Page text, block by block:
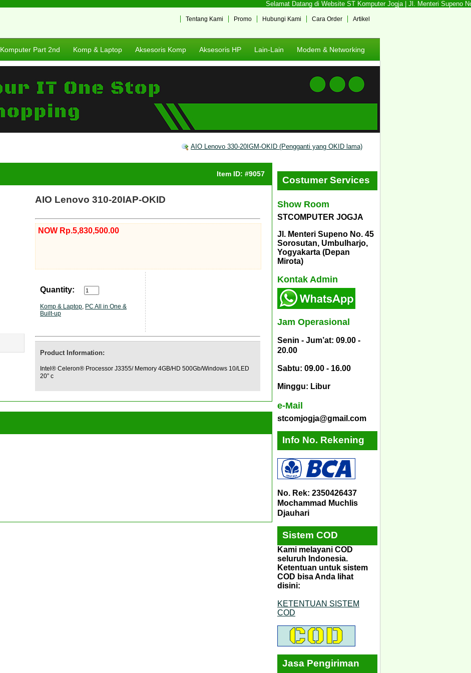
Selamat Datang di Website ST Komputer Jogja | Jl. Menteri Supeno
Artikel
Cara Order
Hubungi Kami
Promo
Tentang Kami
Komputer Part 2nd Komp & Laptop Aksesoris Komp Aksesoris HP Lain-Lain Modem & Networking
AIO Lenovo 330-20IGM-OKID (Pengganti yang OKID lama)
Item ID: #9057
AIO Lenovo 310-20IAP-OKID
NOW Rp.5,830,500.00
Quantity:
Komp & Laptop, PC All in One &
Built-up
Product Information:
Intel® Celeron® Processor J3355/ Memory 4GB/HD 500Gb/Windows 10/LED
20” c
Costumer Services
Show Room
STCOMPUTER JOGJA
Jl. Menteri Supeno No. 45
Sorosutan, Umbulharjo,
Yogyakarta (Depan
Mirota)
Kontak Admin
Jam Operasional
Senin - Jum’at: 09.00 -
20.00
Sabtu: 09.00 - 16.00
Minggu: Libur
e-Mail
stcomjogja@gmail.com
Info No. Rekening
No. Rek: 2350426437
Mochammad Muchlis
Djauhari
Sistem COD
Kami melayani COD
seluruh Indonesia.
Ketentuan untuk sistem
COD bisa Anda lihat
disini:
KETENTUAN SISTEM
COD
Jasa Pengiriman